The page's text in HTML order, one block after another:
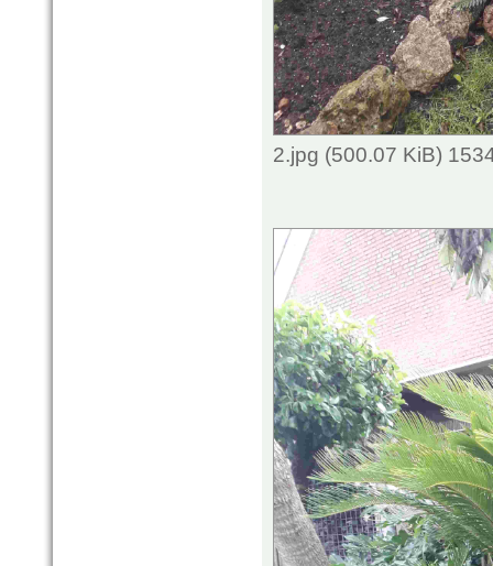
2.jpg (500.07 KiB)